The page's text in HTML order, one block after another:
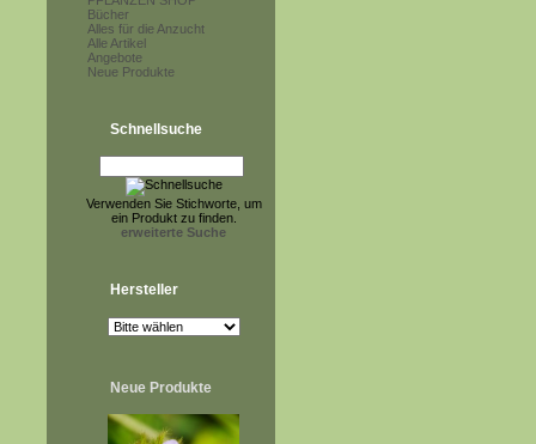
Bücher
Alles für die Anzucht
Alle Artikel
Angebote
Neue Produkte
Schnellsuche
Verwenden Sie Stichworte, um
ein Produkt zu finden.
erweiterte Suche
Hersteller
Neue Produkte